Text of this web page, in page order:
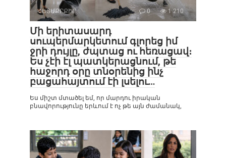
ՀԵՏԱՔՐՔԻՐ 0 1 210
Մի երիտասարդ
սուպերմարկետում գլորեց իմ
ջրի դույլը, ժպտաց ու հեռացավ։
Ես չէի էլ պատկերացնում, թե
հաջորդ օրը տնօրենից ինչ
բացահայտում էի լսելու…
Ես միշտ մտածել եմ, որ մարդու իրական
բնավորությունը երևում է ոչ թե այն ժամանակ,